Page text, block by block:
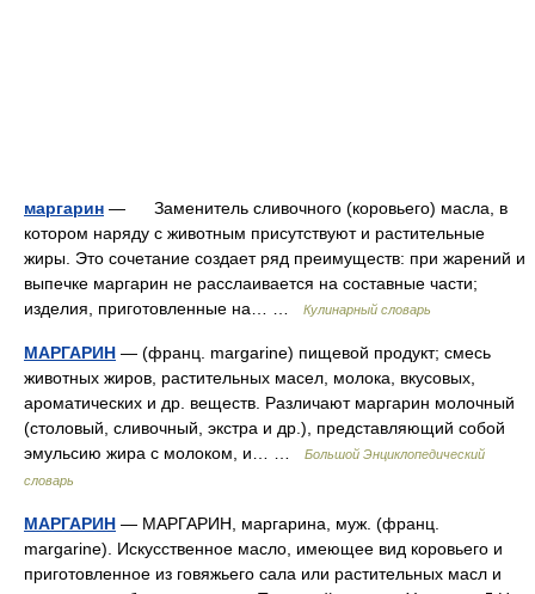
маргарин — Заменитель сливочного (коровьего) масла, в
котором наряду с животным присутствуют и растительные
жиры. Это сочетание создает ряд преимуществ: при жарений и
выпечке маргарин не расслаивается на составные части;
изделия, приготовленные на… …
Кулинарный словарь
МАРГАРИН — (франц. margarine) пищевой продукт; смесь
животных жиров, растительных масел, молока, вкусовых,
ароматических и др. веществ. Различают маргарин молочный
(столовый, сливочный, экстра и др.), представляющий собой
эмульсию жира с молоком, и… …
Большой Энциклопедический
словарь
МАРГАРИН — МАРГАРИН, маргарина, муж. (франц.
margarine). Искусственное масло, имеющее вид коровьего и
приготовленное из говяжьего сала или растительных масл и